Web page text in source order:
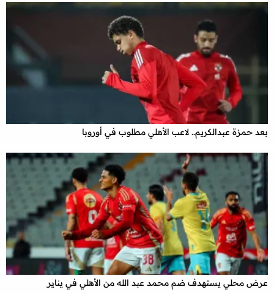
بعد حمزة عبدالكريم.. لاعب الأهلي مطلوب في أوروبا
عرض محلي يستهدف ضم محمد عبد الله من الأهلي في يناير